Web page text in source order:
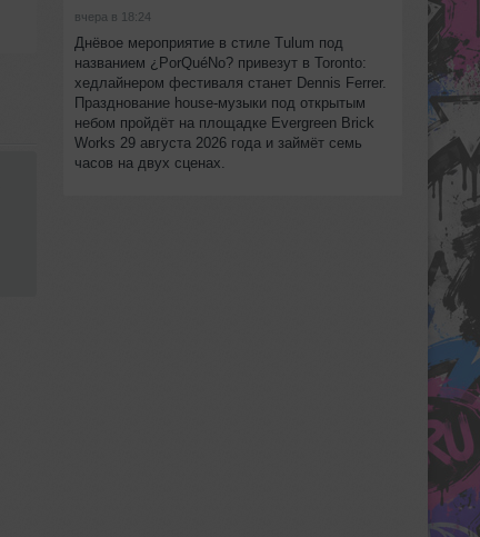
вчера в 18:24
Днёвое мероприятие в стиле Tulum под
названием ¿PorQuéNo? привезут в Toronto:
хедлайнером фестиваля станет Dennis Ferrer.
Празднование house-музыки под открытым
небом пройдёт на площадке Evergreen Brick
Works 29 августа 2026 года и займёт семь
часов на двух сценах.